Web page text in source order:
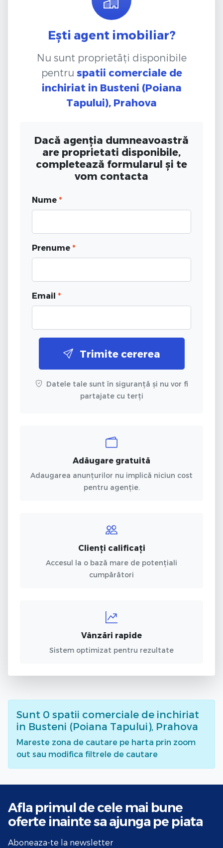
Ești agent imobiliar?
Nu sunt proprietăți disponibile
pentru spatii comerciale de
inchiriat in Busteni (Poiana
Tapului), Prahova
Dacă agenția dumneavoastră
are proprietati disponibile,
completează formularul și te
vom contacta
Nume *
Prenume *
Email *
Trimite cererea
Datele tale sunt în siguranță și nu vor fi
partajate cu terți
Adăugare gratuită
Adaugarea anunțurilor nu implică niciun cost
pentru agenție.
Clienți calificați
Accesul la o bază mare de potențiali
cumpărători
Vânzări rapide
Sistem optimizat pentru rezultate
Sunt 0 spatii comerciale de inchiriat
in Busteni (Poiana Tapului), Prahova
Mareste zona de cautare pe harta prin zoom
out sau modifica filtrele de cautare
Afla primul de cele mai bune
oferte inainte sa ajunga pe piata
Aboneaza-te la newsletter